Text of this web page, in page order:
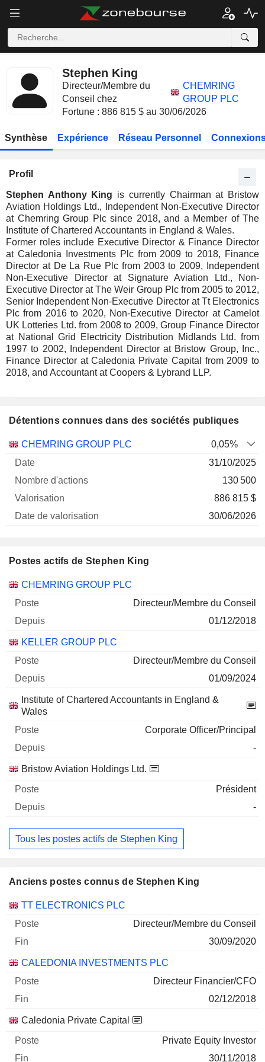
Stephen King
Directeur/Membre du
Conseil chez
CHEMRING
GROUP PLC
Fortune : 886 815 $ au 30/06/2026
Synthèse Expérience Réseau Personnel
Profil
Stephen Anthony King is currently Chairman at Bristow
Aviation Holdings Ltd., Independent Non-Executive Director
at Chemring Group Plc since 2018, and a Member of The
Institute of Chartered Accountants in England & Wales.
Former roles include Executive Director & Finance Director
at Caledonia Investments Plc from 2009 to 2018, Finance
Director at De La Rue Plc from 2003 to 2009, Independent
Non-Executive Director at Signature Aviation Ltd., Non-
Executive Director at The Weir Group Plc from 2005 to 2012,
Senior Independent Non-Executive Director at Tt Electronics
Plc from 2016 to 2020, Non-Executive Director at Camelot
UK Lotteries Ltd. from 2008 to 2009, Group Finance Director
at National Grid Electricity Distribution Midlands Ltd. from
1997 to 2002, Independent Director at Bristow Group, Inc.,
Finance Director at Caledonia Private Capital from 2009 to
2018, and Accountant at Coopers & Lybrand LLP.
Détentions connues dans des sociétés publiques
Nombre
Date de
CHEMRING GROUP PLC
0,05%
31/10/2025
130 500
886 815 $
30/06/2026
Postes actifs de Stephen King
Sociétés Poste Début
CHEMRING GROUP PLC
Directeur/Membre du Conseil
01/12/2018
KELLER GROUP PLC
Directeur/Membre du Conseil
01/09/2024
Institute of Chartered Accountants in England &
Wales
Corporate Officer/Principal
-
Bristow Aviation Holdings Ltd.
Président
-
Tous les postes actifs de Stephen King
Anciens postes connus de Stephen King
Sociétés Poste Fin
TT ELECTRONICS PLC
Directeur/Membre du Conseil
30/09/2020
CALEDONIA INVESTMENTS PLC
Directeur Financier/CFO
02/12/2018
Caledonia Private Capital
Private Equity Investor
30/11/2018